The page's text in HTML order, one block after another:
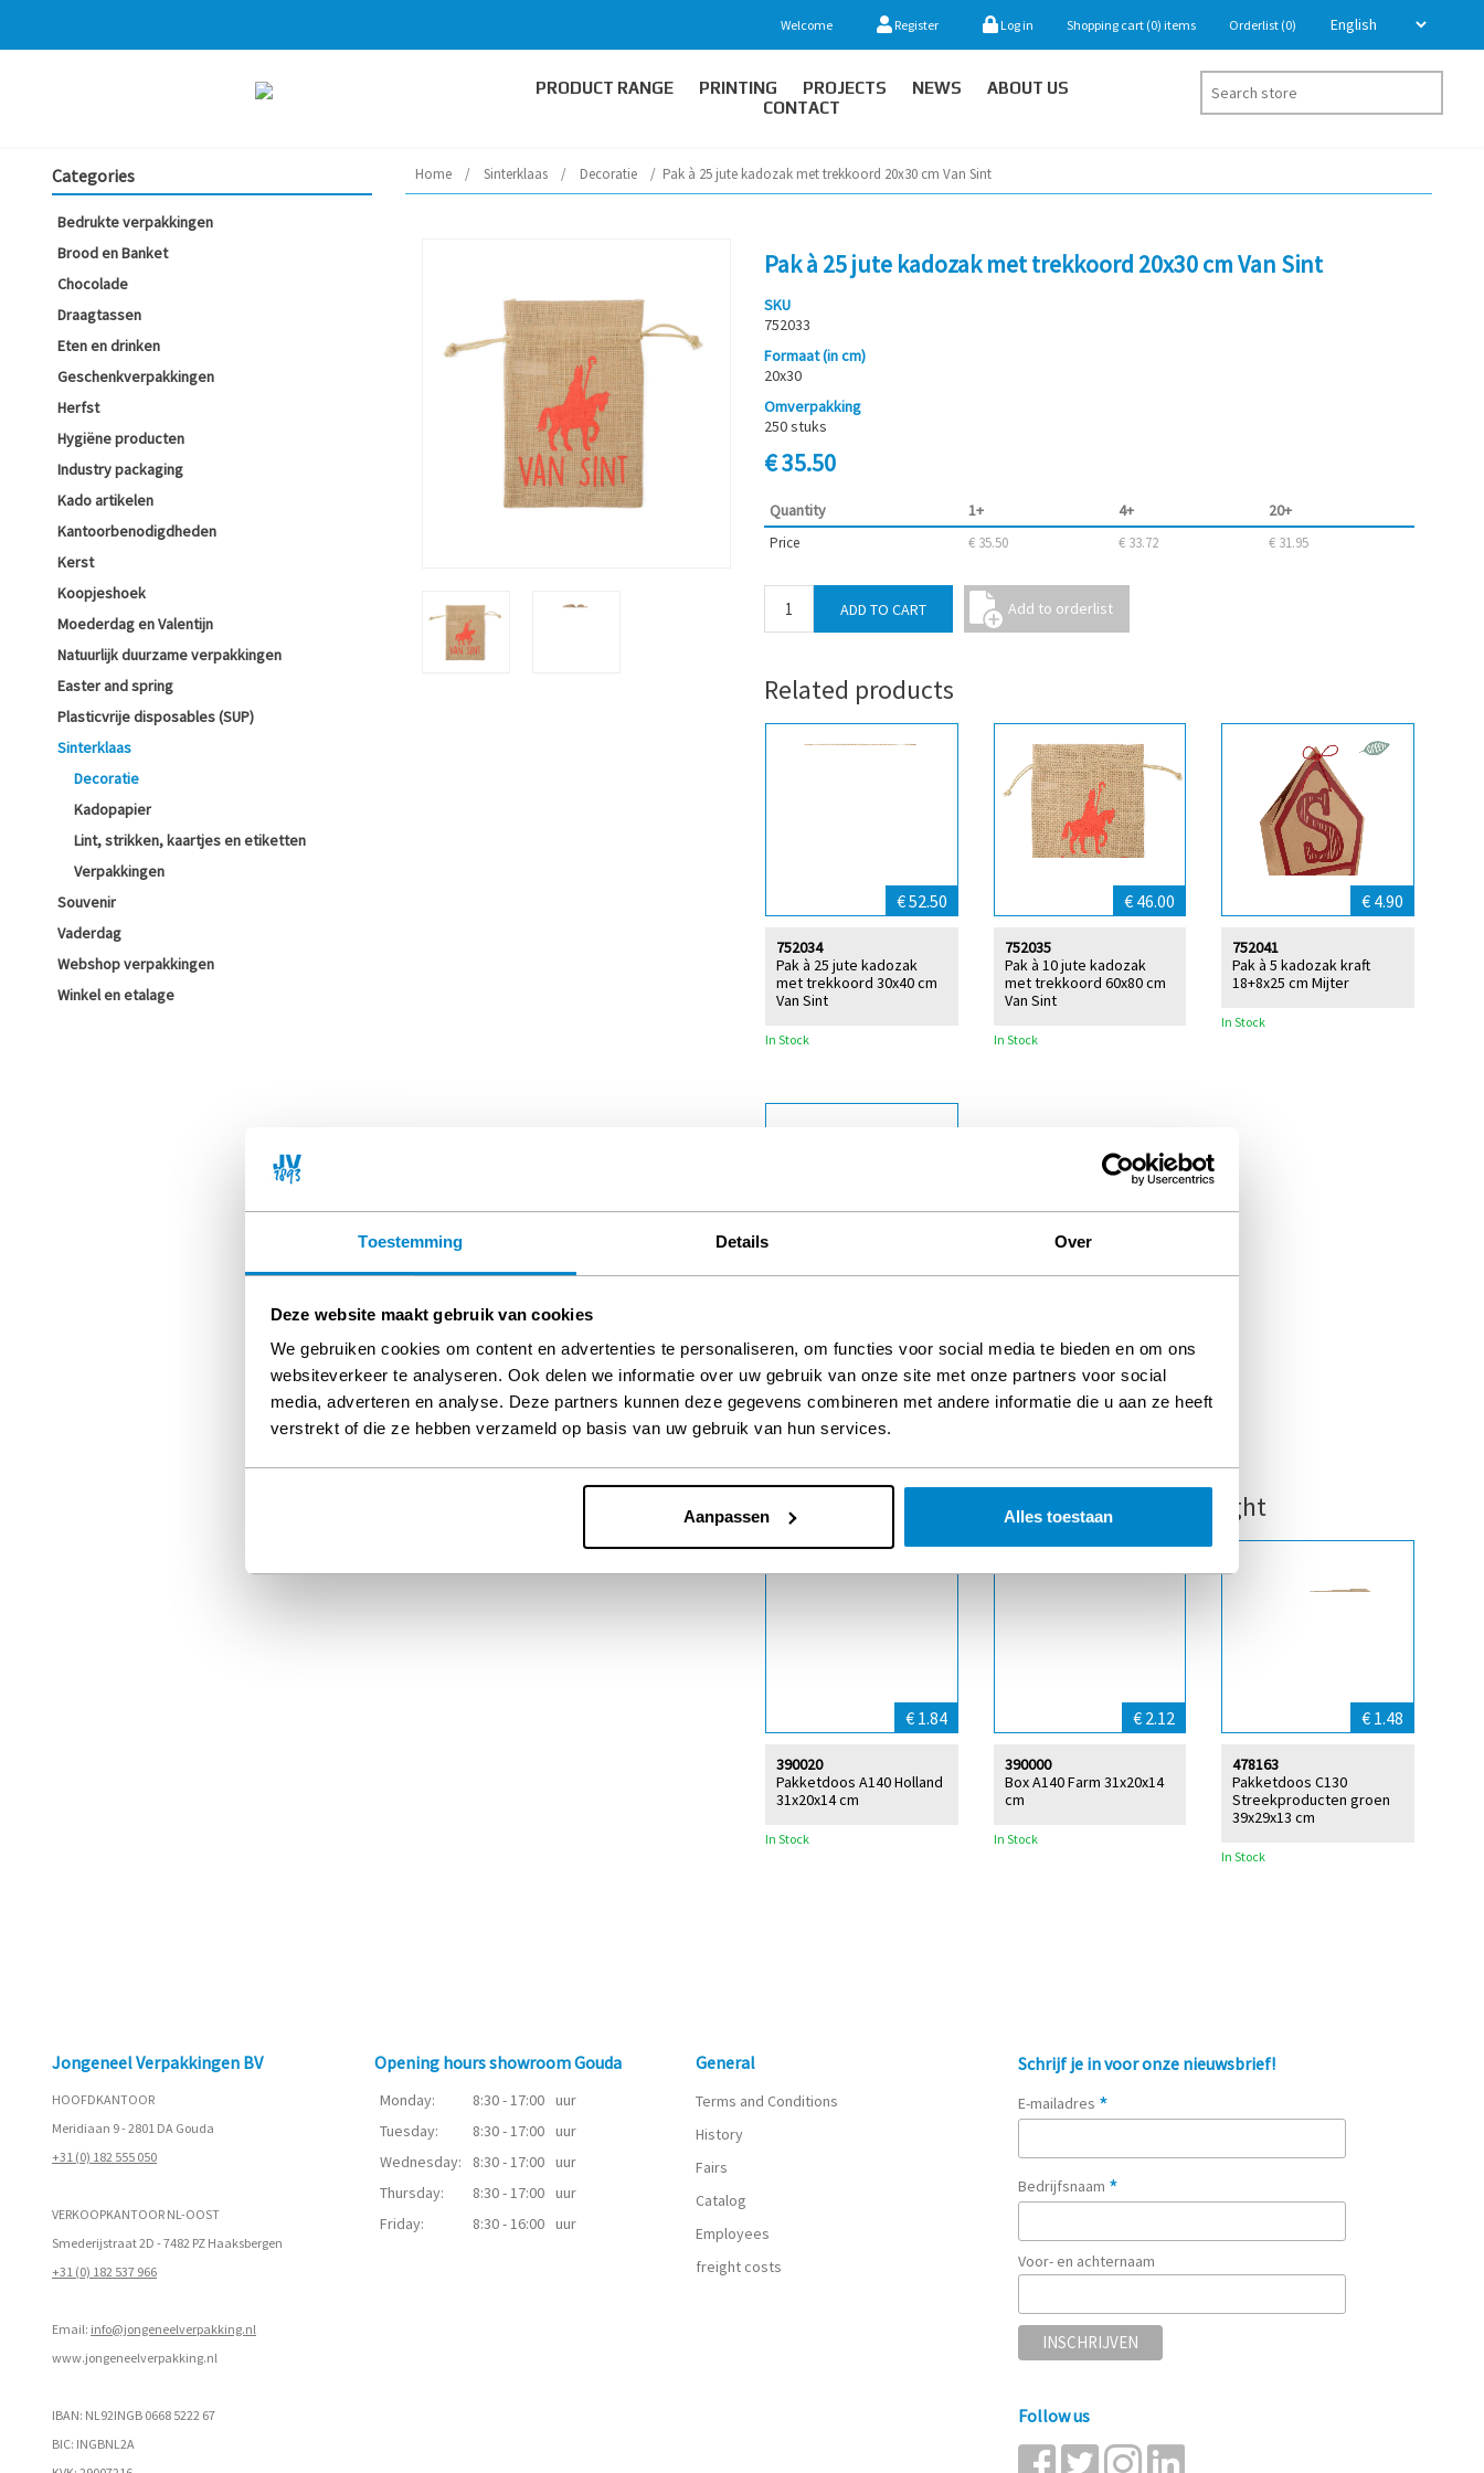
Toestemming Details Over
Deze website maakt gebruik van cookies
We gebruiken cookies om content en advertenties te personaliseren, om functies voor social media te bieden en om ons
websiteverkeer te analyseren. Ook delen we informatie over uw gebruik van onze site met onze partners voor social
media, adverteren en analyse. Deze partners kunnen deze gegevens combineren met andere informatie die u aan ze heeft
verstrekt of die ze hebben verzameld op basis van uw gebruik van hun services.
Aanpassen Alles toestaan
Welcome Register Log in Shopping cart (0) items Orderlist (0)
PRODUCT RANGE PRINTING PROJECTS NEWS
ABOUT US
CONTACT
Categories
Bedrukte verpakkingen
Brood en Banket
Chocolade
Draagtassen
Eten en drinken
Geschenkverpakkingen
Herfst
Hygiëne producten
Industry packaging
Kado artikelen
Kantoorbenodigdheden
Kerst
Koopjeshoek
Moederdag en Valentijn
Natuurlijk duurzame verpakkingen
Easter and spring
Plasticvrije disposables (SUP)
Sinterklaas
Decoratie
Kadopapier
Lint, strikken, kaartjes en etiketten
Verpakkingen
Souvenir
Vaderdag
Webshop verpakkingen
Winkel en etalage
Home / Sinterklaas / Decoratie / Pak à 25 jute kadozak met trekkoord 20x30 cm Van Sint
Pak à 25 jute kadozak met trekkoord 20x30 cm Van Sint
SKU
752033
Formaat (in cm)
20x30
Omverpakking
250 stuks
€ 35.50
Quantity 1+ 4+ 20+
Price € 35.50 € 33.72 € 31.95
Related products
€ 52.50
Pak à 25 jute kadozak
met trekkoord 30x40 cm
Van Sint
752034
In Stock
€ 46.00
Pak à 10 jute kadozak
met trekkoord 60x80 cm
Van Sint
752035
In Stock
€ 4.90
Pak à 5 kadozak kraft
18+8x25 cm Mijter
752041
In Stock
€ 7.60
Rol satijnlint 15 mm 25
mtr Van de Sint
In Stock
Customers who bought this item also bought
€ 1.84
Pakketdoos A140 Holland
31x20x14 cm
390020
In Stock
€ 2.12
Box A140 Farm 31x20x14
cm
390000
In Stock
€ 1.48
Pakketdoos C130
Streekproducten groen
39x29x13 cm
478163
In Stock
Jongeneel Verpakkingen BV
HOOFDKANTOOR
Meridiaan 9 - 2801 DA Gouda
+31 (0) 182 555 050
VERKOOPKANTOOR NL-OOST
Smederijstraat 2D - 7482 PZ Haaksbergen
+31 (0) 182 537 966
Email: info@jongeneelverpakking.nl
www.jongeneelverpakking.nl
IBAN: NL92INGB 0668 5222 67
BIC: INGBNL2A
Opening hours showroom Gouda
Monday: 8:30 - 17:00 uur
Tuesday:
8:30 - 17:00 uur
Wednesday:
8:30 - 17:00 uur
Thursday:
8:30 - 17:00 uur
Friday:
8:30 - 16:00 uur
General
Terms and Conditions
History
Fairs
Catalog
Employees
freight costs
Schrijf je in voor onze nieuwsbrief!
E-mailadres *
Bedrijfsnaam *
Voor- en achternaam
Follow us